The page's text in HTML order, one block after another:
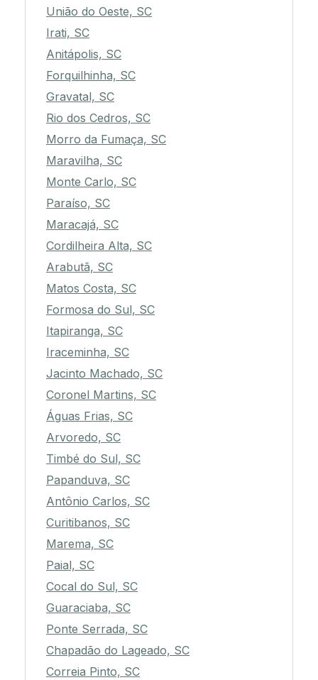
União do Oeste, SC
Irati, SC
Anitápolis, SC
Forquilhinha, SC
Gravatal, SC
Rio dos Cedros, SC
Morro da Fumaça, SC
Maravilha, SC
Monte Carlo, SC
Paraíso, SC
Maracajá, SC
Cordilheira Alta, SC
Arabutã, SC
Matos Costa, SC
Formosa do Sul, SC
Itapiranga, SC
Iraceminha, SC
Jacinto Machado, SC
Coronel Martins, SC
Águas Frias, SC
Arvoredo, SC
Timbé do Sul, SC
Papanduva, SC
Antônio Carlos, SC
Curitibanos, SC
Marema, SC
Paial, SC
Cocal do Sul, SC
Guaraciaba, SC
Ponte Serrada, SC
Chapadão do Lageado, SC
Correia Pinto, SC